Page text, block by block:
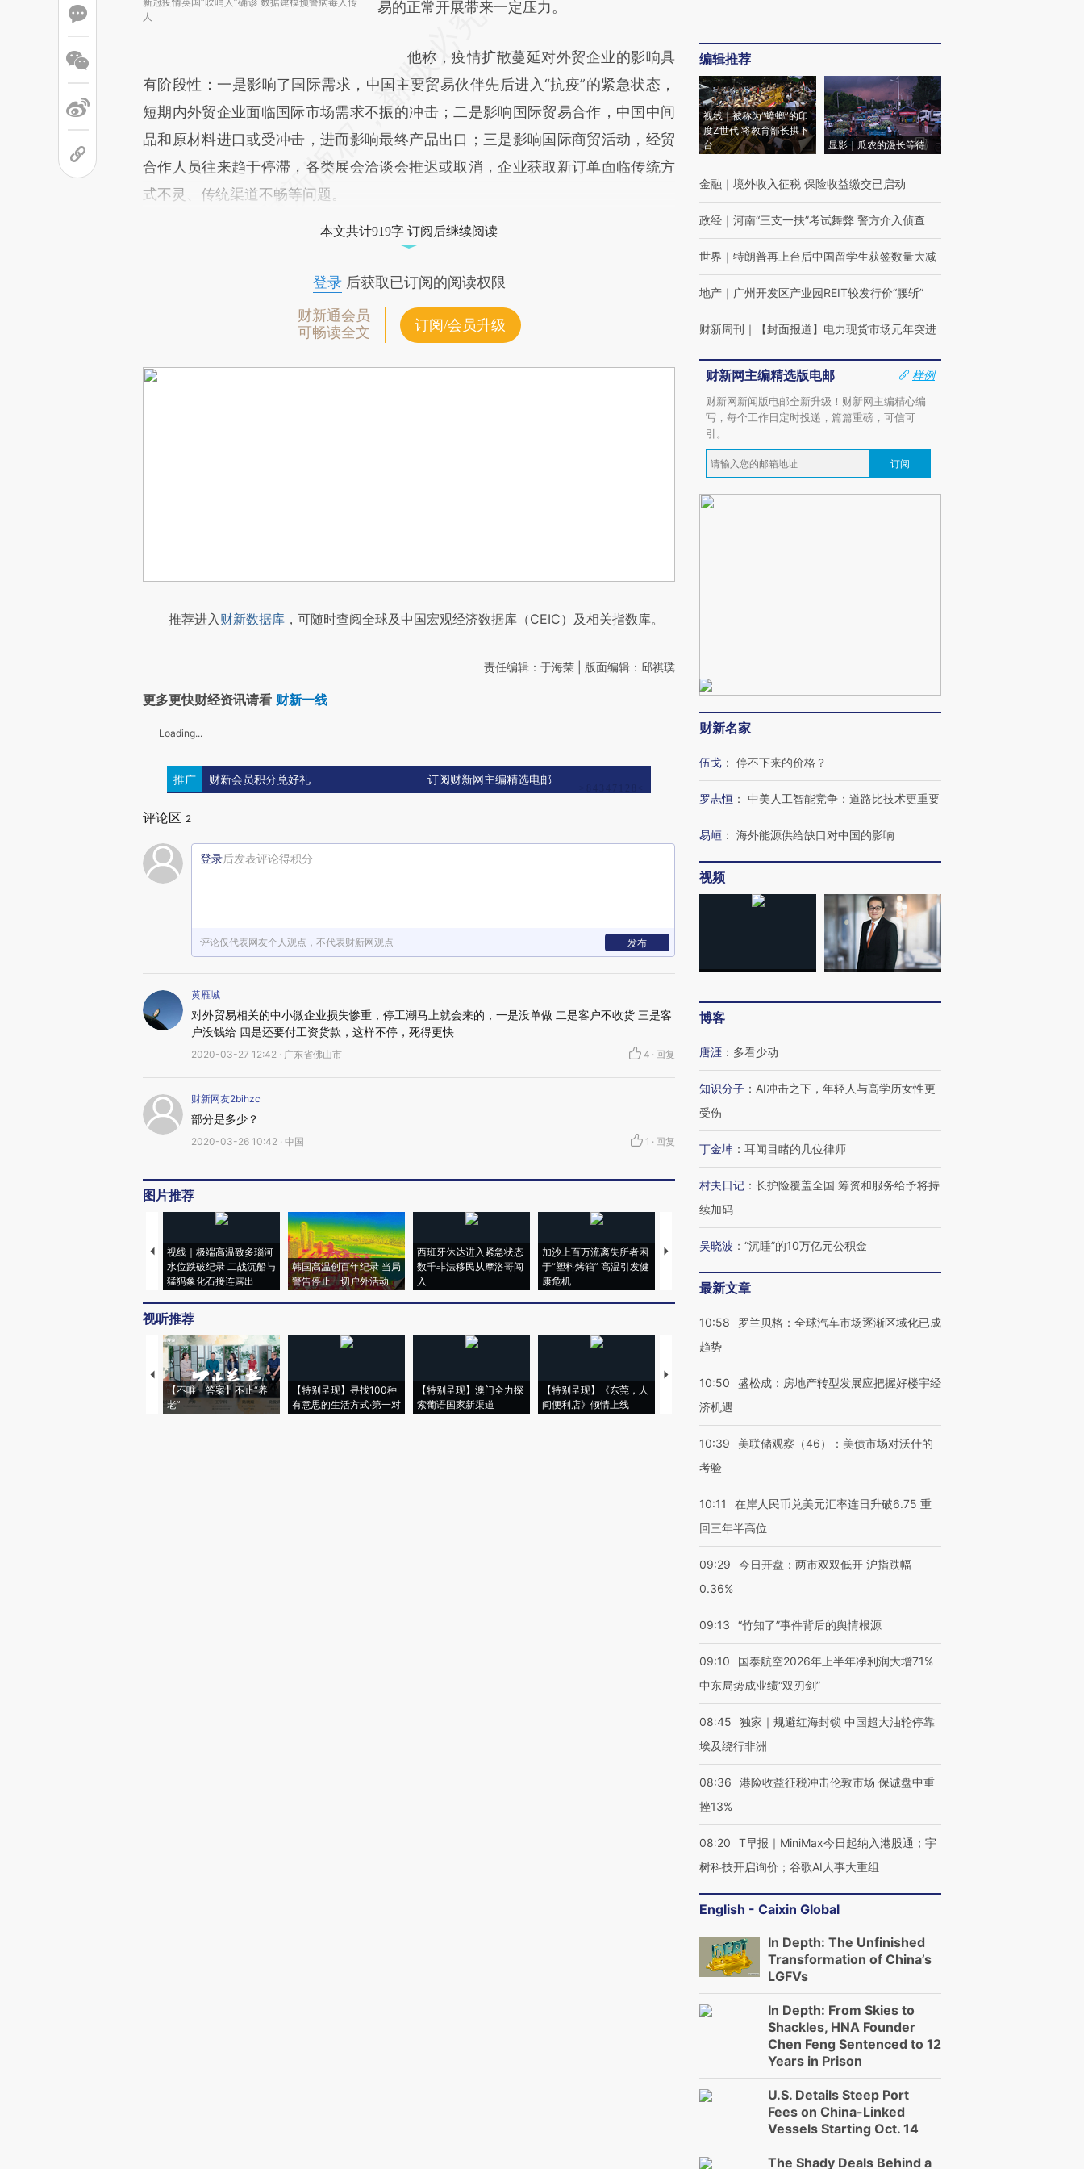
人
易的正常开展带来一定压力。
他称，疫情扩散蔓延对外贸企业的影响具
有阶段性：一是影响了国际需求，中国主要贸易伙伴先后进入“抗疫”的紧急状态，
短期内外贸企业面临国际市场需求不振的冲击；二是影响国际贸易合作，中国中间
品和原材料进口或受冲击，进而影响最终产品出口；三是影响国际商贸活动，经贸
合作人员往来趋于停滞，各类展会洽谈会推迟或取消，企业获取新订单面临传统方
式不灵、传统渠道不畅等问题。
本文共计919字 订阅后继续阅读
登录后获取已订阅的阅读权限
财新通会员
可畅读全文
订阅/会员升级
推荐进入财新数据库 ，可随时查阅全球及中国宏观经济数据库（CEIC）及相关指数库。
责任编辑：于海荣 | 版面编辑：邱祺璞
更多更快财经资讯请看 财新一线
Loading...
推广 财新会员积分兑好礼 订阅财新网主编精选电邮
评论区 2
登录后发表评论得积分
评论仅代表网友个人观点，不代表财新网观点 发布
黄雁城
对外贸易相关的中小微企业损失惨重，停工潮马上就会来的，一是没单做 二是客户不收货 三是客
户没钱给 四是还要付工资货款，这样不停，死得更快
2020-03-27 12:42 · 广东省佛山市 4 · 回复
财新网友2bihzc
部分是多少？
2020-03-26 10:42 · 中国 1 · 回复
图片推荐
视线｜极端高温致多瑙河
水位跌破纪录 二战沉船与
猛犸象化石接连露出
韩国高温创百年纪录 当局
警告停止一切户外活动
西班牙休达进入紧急状态
数千非法移民从摩洛哥闯
入
加沙上百万流离失所者困
于“塑料烤箱” 高温引发健
康危机
马航飞行员跨国走私7万
视听推荐
【不唯一答案】不止“养
老”
【特别呈现】寻找100种
有意思的生活方式·第一对
【特别呈现】澳门全力探
索葡语国家新渠道
【特别呈现】《东莞，人
间便利店》倾情上线
【推广】走进第四届链博
会，让数智科技“链”接产
【特别呈现】寻找100种
【商旅对话】华住集团
CFO：不靠规模取胜，华
编辑推荐
视线｜被称为“蟑螂”的印
度Z世代 将教育部长拱下
台
显影｜瓜农的漫长等待
金融 ｜ 境外收入征税 保险收益缴交已启动
政经 ｜ 河南“三支一扶”考试舞弊 警方介入侦查
世界 ｜ 特朗普再上台后中国留学生获签数量大减
地产 ｜ 广州开发区产业园REIT较发行价“腰斩”
财新周刊 ｜ 【封面报道】电力现货市场元年突进
财新网主编精选版电邮
样例
财新网新闻版电邮全新升级！财新网主编精心编
写，每个工作日定时投递，篇篇重磅，可信可
引。
订阅
财新名家
伍戈 ： 停不下来的价格？
罗志恒 ： 中美人工智能竞争：道路比技术更重要
易峘 ： 海外能源供给缺口对中国的影响
视频
博客
唐涯 ： 多看少动
知识分子 ： AI冲击之下，年轻人与高学历女性更
受伤
丁金坤 ： 耳闻目睹的几位律师
村夫日记 ： 长护险覆盖全国 筹资和服务给予将持
续加码
吴晓波 ： “沉睡”的10万亿元公积金
最新文章
10:58
罗兰贝格：全球汽车市场逐渐区域化已成
趋势
10:50
盛松成：房地产转型发展应把握好楼宇经
济机遇
10:39
美联储观察（46）：美债市场对沃什的
考验
10:11
在岸人民币兑美元汇率连日升破6.75 重
回三年半高位
09:29
今日开盘：两市双双低开 沪指跌幅
0.36%
09:13 “竹知了”事件背后的舆情根源
09:10
国泰航空2026年上半年净利润大增71%
中东局势成业绩“双刃剑”
08:45
独家｜规避红海封锁 中国超大油轮停靠
埃及绕行非洲
08:36
港险收益征税冲击伦敦市场 保诚盘中重
挫13%
08:20
T早报｜MiniMax今日起纳入港股通；宇
树科技开启询价；谷歌AI人事大重组
English - Caixin Global
In Depth: The Unfinished
Transformation of China’s
LGFVs
In Depth: From Skies to
Shackles, HNA Founder
Chen Feng Sentenced to 12
Years in Prison
U.S. Details Steep Port
Fees on China-Linked
Vessels Starting Oct. 14
The Shady Deals Behind a